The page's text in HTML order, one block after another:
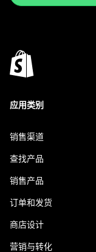
应用类别
销售渠道
查找产品
销售产品
订单和发货
商店设计
营销与转化